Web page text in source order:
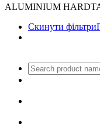
ALUMINIUM
Скинути фільтри